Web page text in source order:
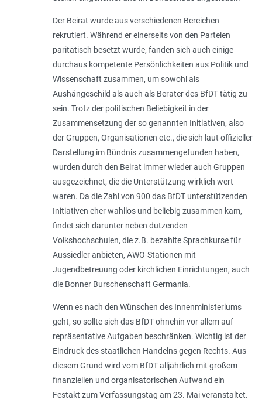
Der Beirat wurde aus verschiedenen Bereichen
rekrutiert. Während er einerseits von den Parteien
paritätisch besetzt wurde, fanden sich auch einige
durchaus kompetente Persönlichkeiten aus Politik und
Wissenschaft zusammen, um sowohl als
Aushängeschild als auch als Berater des BfDT tätig zu
sein. Trotz der politischen Beliebigkeit in der
Zusammensetzung der so genannten Initiativen, also
der Gruppen, Organisationen etc., die sich laut offizieller
Darstellung im Bündnis zusammengefunden haben,
wurden durch den Beirat immer wieder auch Gruppen
ausgezeichnet, die die Unterstützung wirklich wert
waren. Da die Zahl von 900 das BfDT unterstützenden
Initiativen eher wahllos und beliebig zusammen kam,
findet sich darunter neben dutzenden
Volkshochschulen, die z.B. bezahlte Sprachkurse für
Aussiedler anbieten, AWO-Stationen mit
Jugendbetreuung oder kirchlichen Einrichtungen, auch
die Bonner Burschenschaft Germania.
Wenn es nach den Wünschen des Innenministeriums
geht, so sollte sich das BfDT ohnehin vor allem auf
repräsentative Aufgaben beschränken. Wichtig ist der
Eindruck des staatlichen Handelns gegen Rechts. Aus
diesem Grund wird vom BfDT alljährlich mit großem
finanziellen und organisatorischen Aufwand ein
Festakt zum Verfassungstag am 23. Mai veranstaltet.